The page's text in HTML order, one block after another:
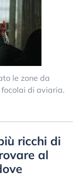
le zone da
di aviaria.
ricchi di
al